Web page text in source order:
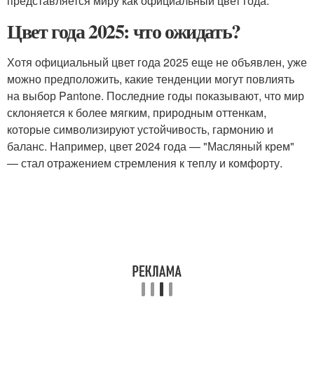
Цвет года 2025: что ожидать?
Хотя официальный цвет года 2025 еще не объявлен, уже
можно предположить, какие тенденции могут повлиять
на выбор Pantone. Последние годы показывают, что мир
склоняется к более мягким, природным оттенкам,
которые символизируют устойчивость, гармонию и
баланс. Например, цвет 2024 года — "Масляный крем"
— стал отражением стремления к теплу и комфорту.